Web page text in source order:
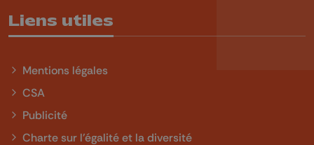
Liens utiles
Mentions légales
CSA
Publicité
Charte sur l'égalité et la diversité